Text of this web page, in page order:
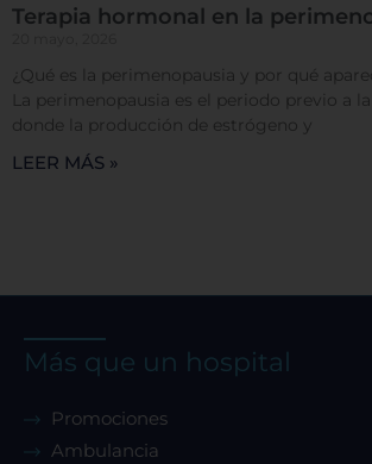
Terapia hormonal en la
¿Qué es la perimenopausia y por qué
La perimenopausia es el periodo previo a
donde la producción de estrógeno y
LEER MÁS »
Más que un hospital
Promociones
Ambulancia